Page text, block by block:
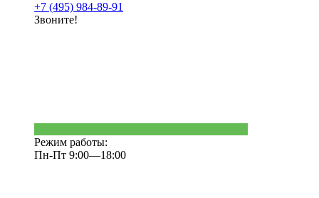
+7 (495) 984-89-91
Звоните!
Режим работы:
Пн-Пт 9:00—18:00